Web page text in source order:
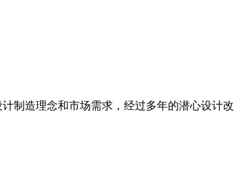
制造理念和市场需求，经过多年的潜心设计改